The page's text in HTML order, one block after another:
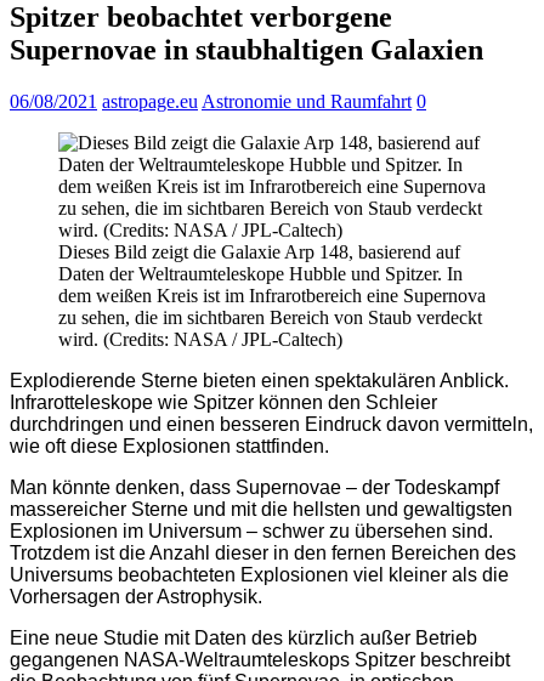
Spitzer beobachtet verborgene
Supernovae in staubhaltigen Galaxien
06/08/2021 astropage.eu Astronomie und Raumfahrt 0
Dieses Bild zeigt die Galaxie Arp 148, basierend auf
Daten der Weltraumteleskope Hubble und Spitzer. In
dem weißen Kreis ist im Infrarotbereich eine Supernova
zu sehen, die im sichtbaren Bereich von Staub verdeckt
wird. (Credits: NASA / JPL-Caltech)
Explodierende Sterne bieten einen spektakulären Anblick.
Infrarotteleskope wie Spitzer können den Schleier
durchdringen und einen besseren Eindruck davon vermitteln,
wie oft diese Explosionen stattfinden.
Man könnte denken, dass Supernovae – der Todeskampf
massereicher Sterne und mit die hellsten und gewaltigsten
Explosionen im Universum – schwer zu übersehen sind.
Trotzdem ist die Anzahl dieser in den fernen Bereichen des
Universums beobachteten Explosionen viel kleiner als die
Vorhersagen der Astrophysik.
Eine neue Studie mit Daten des kürzlich außer Betrieb
gegangenen NASA-Weltraumteleskops Spitzer beschreibt